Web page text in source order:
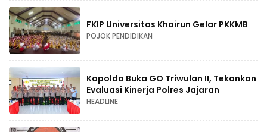
FKIP Universitas Khairun Gelar PKKMB
POJOK PENDIDIKAN
Kapolda Buka GO Triwulan II, Tekankan
Evaluasi Kinerja Polres Jajaran
HEADLINE